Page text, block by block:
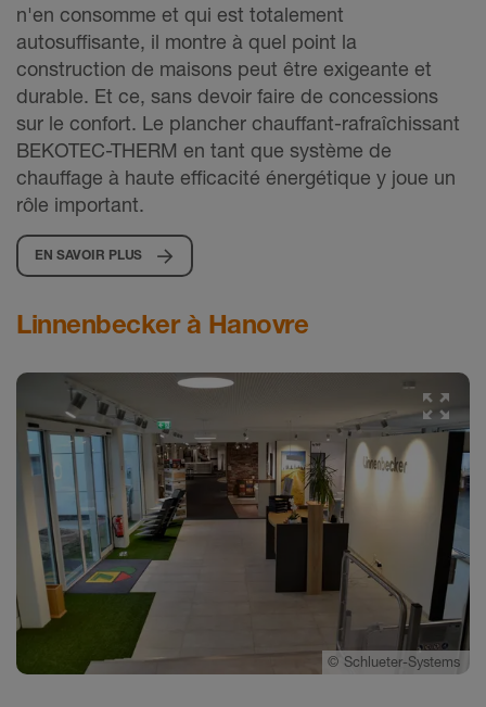
n'en consomme et qui est totalement
autosuffisante, il montre à quel point la
construction de maisons peut être exigeante et
durable. Et ce, sans devoir faire de concessions
sur le confort. Le plancher chauffant-rafraîchissant
BEKOTEC-THERM en tant que système de
chauffage à haute efficacité énergétique y joue un
rôle important.
EN SAVOIR PLUS
Linnenbecker à Hanovre
© Schlueter-Systems